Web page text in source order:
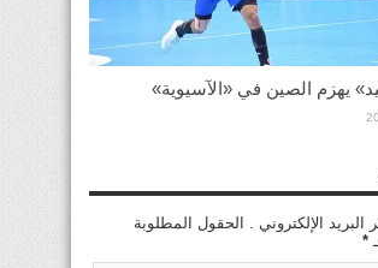
يهزم الصين في «الآسيوية»
البريد الإلكتروني . الحقول المطلوبة
*